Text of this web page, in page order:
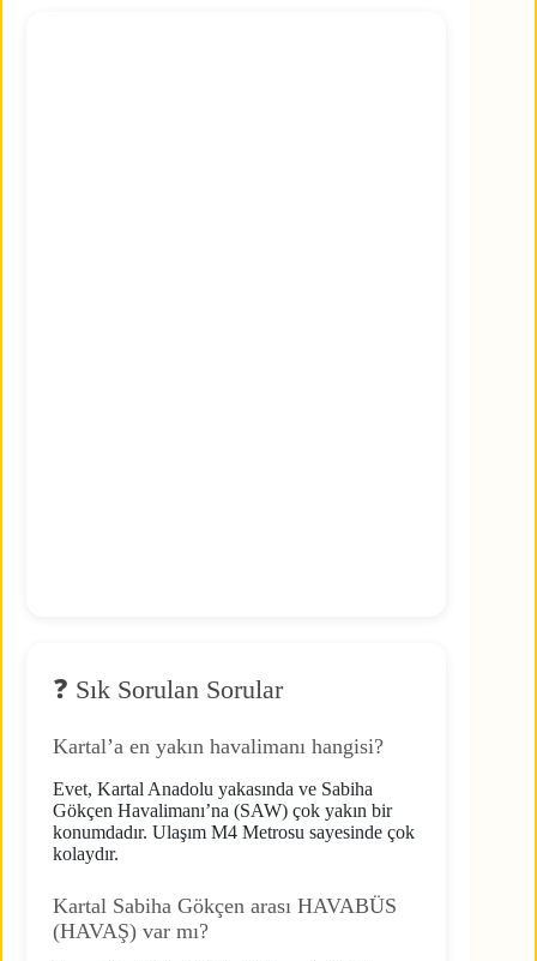
❓ Sık Sorulan Sorular
Kartal’a en yakın havalimanı hangisi?
Evet, Kartal Anadolu yakasında ve Sabiha
Gökçen Havalimanı’na (SAW) çok yakın bir
konumdadır. Ulaşım M4 Metrosu sayesinde çok
kolaydır.
Kartal Sabiha Gökçen arası HAVABÜS
(HAVAŞ) var mı?